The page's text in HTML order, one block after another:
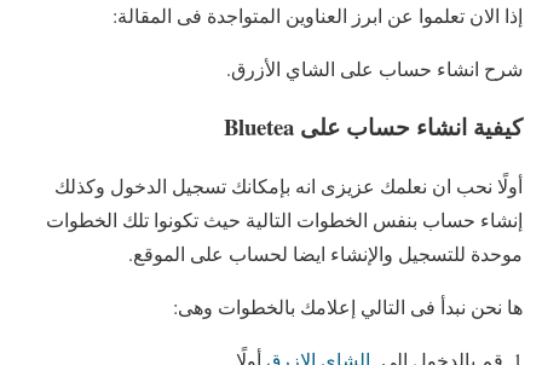
إذا الان تعلموا عن ابرز العناوين المتواجدة فى المقالة:
شرح انشاء حساب على الشاي الأزرق.
كيفية انشاء حساب على Bluetea
أولًا نحب ان نعلمك عزيزى انه بإمكانك تسجيل الدخول وكذلك
إنشاء حساب بنفس الخطوات التالية حيث تكونوا تلك الخطوات
موحدة للتسجيل والإنشاء ايضا لحساب على الموقع.
ها نحن نبدأ فى التالي إعلامك بالخطوات وهى:
قم بالدخول الى الشاي الازرق أولًا.